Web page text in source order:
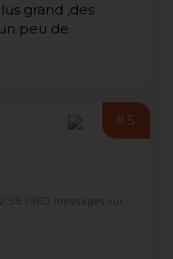
grand ,des
peu de
#5
(960 messages sur